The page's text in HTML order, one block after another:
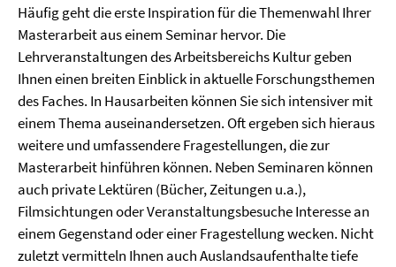
Häufig geht die erste Inspiration für die Themenwahl Ihrer
Masterarbeit aus einem Seminar hervor. Die
Lehrveranstaltungen des Arbeitsbereichs Kultur geben
Ihnen einen breiten Einblick in aktuelle Forschungsthemen
des Faches. In Hausarbeiten können Sie sich intensiver mit
einem Thema auseinandersetzen. Oft ergeben sich hieraus
weitere und umfassendere Fragestellungen, die zur
Masterarbeit hinführen können. Neben Seminaren können
auch private Lektüren (Bücher, Zeitungen u.a.),
Filmsichtungen oder Veranstaltungsbesuche Interesse an
einem Gegenstand oder einer Fragestellung wecken. Nicht
zuletzt vermitteln Ihnen auch Auslandsaufenthalte tiefe